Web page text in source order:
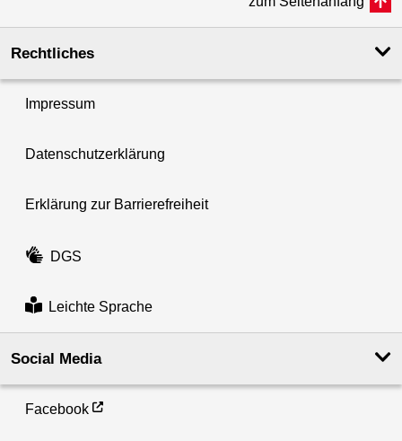
Rechtliches
Impressum
Datenschutzerklärung
Erklärung zur Barrierefreiheit
DGS
Leichte Sprache
Social Media
Facebook